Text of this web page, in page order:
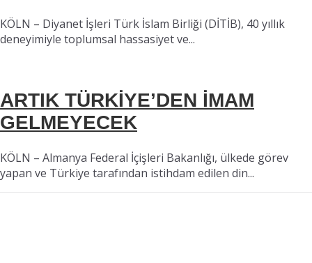
KÖLN – Diyanet İşleri Türk İslam Birliği (DİTİB), 40 yıllık
deneyimiyle toplumsal hassasiyet ve...
ARTIK TÜRKİYE’DEN İMAM
GELMEYECEK
KÖLN – Almanya Federal İçişleri Bakanlığı, ülkede görev
yapan ve Türkiye tarafından istihdam edilen din...